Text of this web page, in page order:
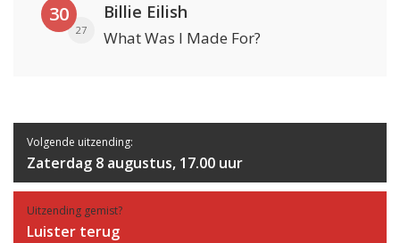
30
27
Billie Eilish
What Was I Made For?
Volgende uitzending:
Zaterdag 8 augustus, 17.00 uur
Uitzending gemist?
Luister terug